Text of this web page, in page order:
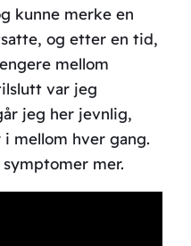
kunne merke en
og etter en tid,
mellom
var jeg
jeg her jevnlig,
mellom hver gang.
mer.